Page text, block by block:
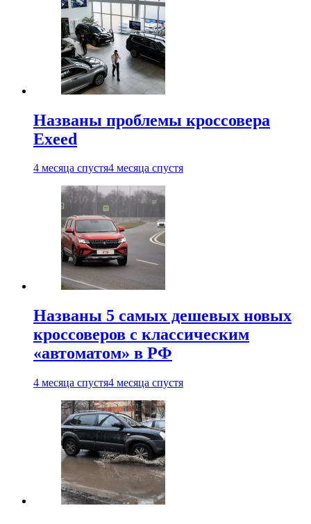
Названы проблемы кроссовера
Exeed
4 месяца спустя4 месяца спустя
Названы 5 самых дешевых новых
кроссоверов с классическим
«автоматом» в РФ
4 месяца спустя4 месяца спустя